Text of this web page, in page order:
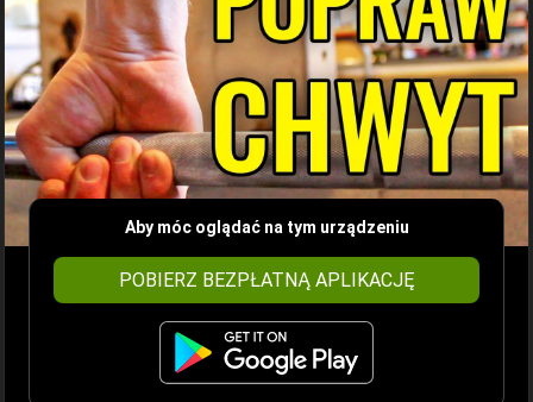
Aby móc oglądać na tym urządzeniu
POBIERZ BEZPŁATNĄ APLIKACJĘ